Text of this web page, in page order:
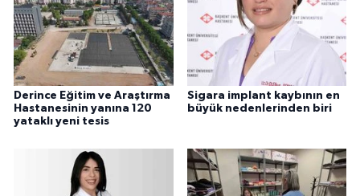
Derince Eğitim ve Araştırma
Hastanesinin yanına 120
yataklı yeni tesis
Sigara implant kaybının en
büyük nedenlerinden biri